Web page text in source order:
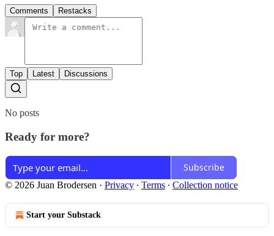
Comments Restacks
Top Latest Discussions
No posts
Ready for more?
Subscribe
© 2026 Juan Brodersen · Privacy ∙ Terms ∙ Collection notice
Start your Substack